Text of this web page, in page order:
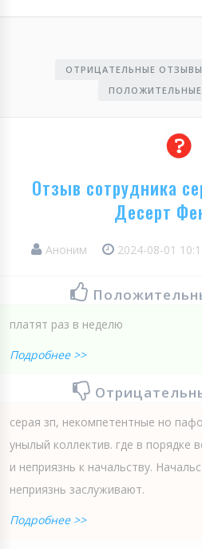
ОТРИЦАТЕЛЬНЫЕ ОТЗЫВЫ
Отзыв сотрудника
Десерт
Аноним 2024-08-01
платят раз в неделю
Подробнее >>
серая зп, некомпетентные но
унылый коллектив. где в порядке
и неприязнь к начальству.
неприязнь заслуживают.
Подробнее >>